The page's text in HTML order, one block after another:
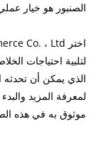
الصنبور هو خيار
لتلبية احتياجات
الذي يمكن أن تحدثه
لمعرفة المزيد
موثوق به في هذه